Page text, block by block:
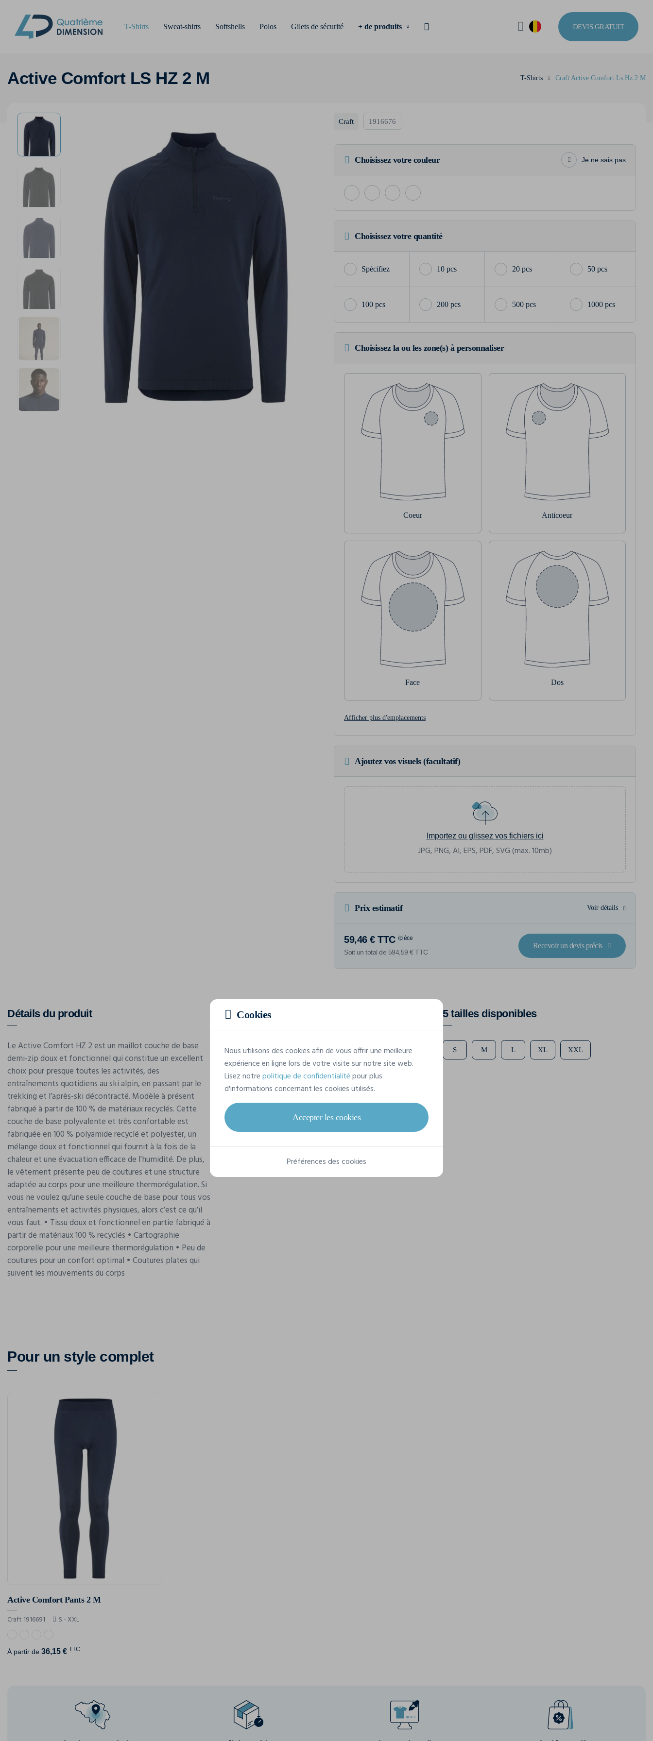
T-Shirts Sweat-shirts Softshells Polos Gilets de sécurité + de produits DEVIS GRATUIT
Active Comfort LS HZ 2 M T-Shirts Craft Active Comfort Ls Hz 2 M
Craft 1916676
Choisissez votre couleur Je ne sais pas
Choisissez votre quantité
10 pcs 20 pcs 50 pcs
100 pcs 200 pcs 500 pcs 1000 pcs
Choisissez la ou les zone(s) à personnaliser
Coeur Anticoeur
Face Dos
Afficher plus d'emplacements
Ajoutez vos visuels (facultatif)
Importez ou glissez vos fichiers ici
JPG, PNG, AI, EPS, PDF, SVG (max. 10mb)
Prix estimatif Voir détails
59,46 € TTC /pièce
Soit un total de 594,59 € TTC
Recevoir un devis précis
Détails du produit
Le Active Comfort HZ 2 est un maillot couche de base
demi-zip doux et fonctionnel qui constitue un excellent
choix pour presque toutes les activités, des
entraînements quotidiens au ski alpin, en passant par le
trekking et l’après-ski décontracté. Modèle à présent
fabriqué à partir de 100 % de matériaux recyclés. Cette
couche de base polyvalente et très confortable est
fabriquée en 100 % polyamide recyclé et polyester, un
mélange doux et fonctionnel qui fournit à la fois de la
chaleur et une évacuation efficace de l'humidité. De plus,
le vêtement présente peu de coutures et une structure
adaptée au corps pour une meilleure thermorégulation. Si
vous ne voulez qu’une seule couche de base pour tous vos
entraînements et activités physiques, alors c’est ce qu’il
vous faut. • Tissu doux et fonctionnel en partie fabriqué à
partir de matériaux 100 % recyclés • Cartographie
corporelle pour une meilleure thermorégulation • Peu de
coutures pour un confort optimal • Coutures plates qui
suivent les mouvements du corps
Caractéristiques
Marque
Craft
Référence
1916676
Composition
75% Polyamide recyclé, 25% Polyester recyclé
5 tailles disponibles
S M L XL XXL
Pour un style complet
Active Comfort Pants 2 M
Craft 1916691 S - XXL
À partir de 36,15 € TTC
Cookies
Nous utilisons des cookies afin de vous offrir une meilleure
expérience en ligne lors de votre visite sur notre site web.
Lisez notrepolitique de confidentialitépour plus
d'informations concernant les cookies utilisés.
Accepter les cookies
Préférences des cookies